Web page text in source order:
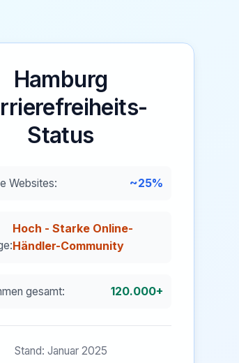
Hamburg
Status
Websites: ~25%
Hoch - Starke Online-
Händler-Community
gesamt: 120.000+
Stand: Januar 2025